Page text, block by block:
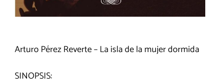
Arturo Pérez Reverte – La isla de la mujer dormida
SINOPSIS: